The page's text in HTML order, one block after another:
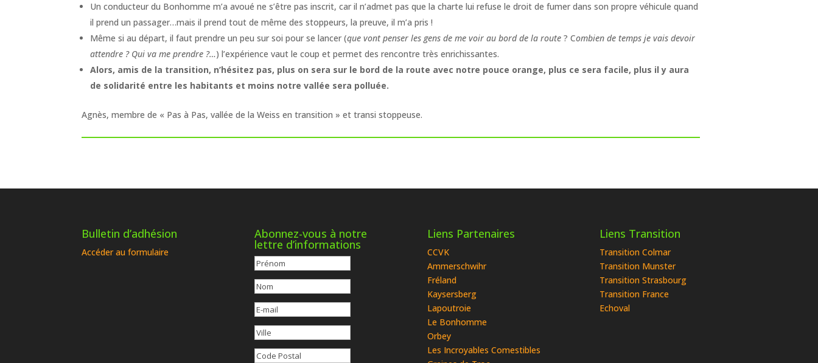
Un conducteur du Bonhomme m’a avoué ne s’être pas inscrit, car il n’admet pas que la charte lui refuse le droit de fumer dans son propre véhicule quand
il prend un passager…mais il prend tout de même des stoppeurs, la preuve, il m’a pris !
Même si au départ, il faut prendre un peu sur soi pour se lancer (que vont penser les gens de me voir au bord de la route? Combien de temps je vais devoir
attendre ? Qui va me prendre ?…) l’expérience vaut le coup et permet des rencontre très enrichissantes.
Alors, amis de la transition, n’hésitez pas, plus on sera sur le bord de la route avec notre pouce orange, plus ce sera facile, plus il y aura
de solidarité entre les habitants et moins notre vallée sera polluée.
Agnès, membre de « Pas à Pas, vallée de la Weiss en transition » et transi stoppeuse.
Bulletin d’adhésion
Accéder au formulaire
Abonnez-vous à notre
lettre d’informations
Liens Partenaires
CCVK
Ammerschwihr
Fréland
Kaysersberg
Lapoutroie
Le Bonhomme
Orbey
Les Incroyables Comestibles
Liens Transition
Transition Colmar
Transition Munster
Transition Strasbourg
Transition France
Echoval